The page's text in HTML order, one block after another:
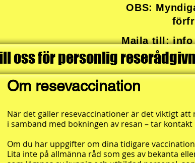
OBS:
Maila till: info
oss för personlig
Om resevaccination
När det gäller resevaccinationer är det viktigt
i samband med bokningen av resan – tar
Om du har uppgifter om dina tidigare
Lita inte på allmänna råd som ges av bekanta